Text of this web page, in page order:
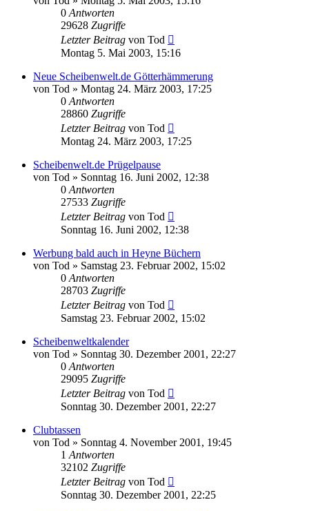
0 Antworten
29628 Zugriffe
Letzter Beitrag von Tod
Montag 5. Mai 2003, 15:16
Neue Scheibenwelt.de Götterhämmerung
von Tod » Montag 24. März 2003, 17:25
0 Antworten
28860 Zugriffe
Letzter Beitrag von Tod
Montag 24. März 2003, 17:25
Scheibenwelt.de Prügelpause
von Tod » Sonntag 16. Juni 2002, 12:38
0 Antworten
27533 Zugriffe
Letzter Beitrag von Tod
Sonntag 16. Juni 2002, 12:38
Werbung bald auch in Heyne Büchern
von Tod » Samstag 23. Februar 2002, 15:02
0 Antworten
28703 Zugriffe
Letzter Beitrag von Tod
Samstag 23. Februar 2002, 15:02
Scheibenweltkalender
von Tod » Sonntag 30. Dezember 2001, 22:27
0 Antworten
29095 Zugriffe
Letzter Beitrag von Tod
Sonntag 30. Dezember 2001, 22:27
Clubtassen
von Tod » Sonntag 4. November 2001, 19:45
1 Antworten
32102 Zugriffe
Letzter Beitrag von Tod
Sonntag 30. Dezember 2001, 22:25